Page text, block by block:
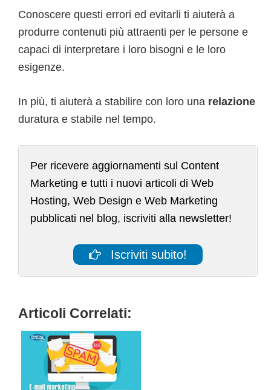
Conoscere questi errori ed evitarli ti aiuterà a
produrre contenuti più attraenti per le persone e
capaci di interpretare i loro bisogni e le loro
esigenze.
In più, ti aiuterà a stabilire con loro una relazione
duratura e stabile nel tempo.
Per ricevere aggiornamenti sul Content
Marketing e tutti i nuovi articoli di Web
Hosting, Web Design e Web Marketing
pubblicati nel blog, iscriviti alla newsletter!
Iscriviti subito!
Articoli Correlati: